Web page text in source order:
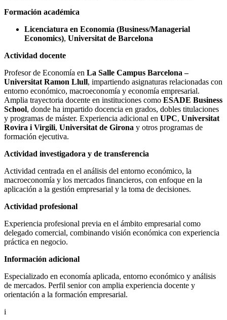
Formación académica
Licenciatura en Economía (Business/Managerial
Economics), Universitat de Barcelona
Actividad docente
Profesor de Economía en La Salle Campus Barcelona –
Universitat Ramon Llull, impartiendo asignaturas relacionadas con
entorno económico, macroeconomía y economía empresarial.
Amplia trayectoria docente en instituciones como ESADE Business
School, donde ha impartido docencia en grados, dobles titulaciones
y programas de máster. Experiencia adicional en UPC, Universitat
Rovira i Virgili, Universitat de Girona y otros programas de
formación ejecutiva.
Actividad investigadora y de transferencia
Actividad centrada en el análisis del entorno económico, la
macroeconomía y los mercados financieros, con enfoque en la
aplicación a la gestión empresarial y la toma de decisiones.
Actividad profesional
Experiencia profesional previa en el ámbito empresarial como
delegado comercial, combinando visión económica con experiencia
práctica en negocio.
Información adicional
Especializado en economía aplicada, entorno económico y análisis
de mercados. Perfil senior con amplia experiencia docente y
orientación a la formación empresarial.
i